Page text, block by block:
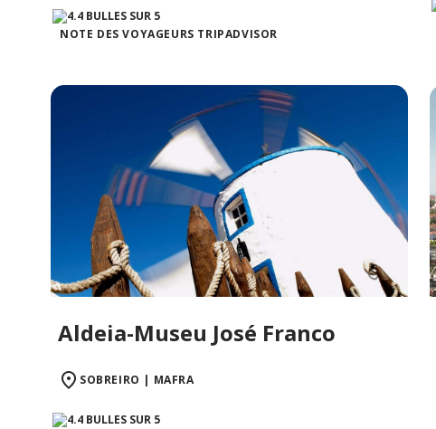
NOTE DES VOYAGEURS TRIPADVISOR
Aldeia-Museu José Franco
SOBREIRO | MAFRA